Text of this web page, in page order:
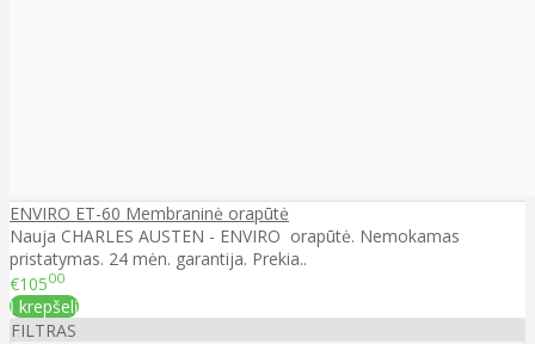
ENVIRO ET-60 Membraninė orapūtė
Nauja CHARLES AUSTEN - ENVIRO orapūtė. Nemokamas
pristatymas. 24 mėn. garantija. Prekia..
€10500
Į krepšelį
FILTRAS